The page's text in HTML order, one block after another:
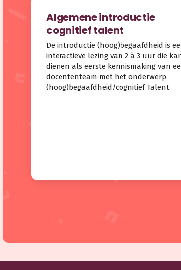
Algemene introductie
cognitief talent
De introductie (hoog)begaafdheid is
interactieve lezing van 2 à 3 uur die
dienen als eerste kennismaking van
docententeam met het onderwerp
(hoog)begaafdheid/cognitief Talent.